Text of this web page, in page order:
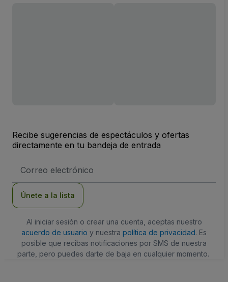
Recibe sugerencias de espectáculos y ofertas
directamente en tu bandeja de entrada
de
Únete a la lista
Al iniciar sesión o crear una cuenta, aceptas nuestro
acuerdo de usuario y nuestra política de privacidad. Es
posible que recibas notificaciones por SMS de nuestra
parte, pero puedes darte de baja en cualquier momento.